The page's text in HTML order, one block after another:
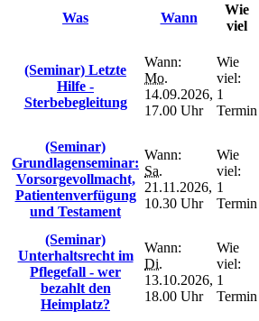
Was
Wann
Wie
viel
(Seminar) Letzte
Hilfe -
Sterbebegleitung
Wann:
Mo.
14.09.2026,
17.00 Uhr
Wie
viel:
1
Termin
(Seminar)
Grundlagenseminar:
Vorsorgevollmacht,
Patientenverfügung
und Testament
Wann:
Sa.
21.11.2026,
10.30 Uhr
Wie
viel:
1
Termin
(Seminar)
Unterhaltsrecht im
Pflegefall - wer
bezahlt den
Heimplatz?
Wann:
Di.
13.10.2026,
18.00 Uhr
Wie
viel:
1
Termin